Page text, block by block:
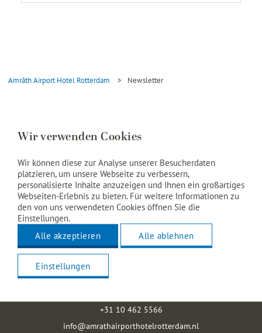
Amrâth Airport Hotel Rotterdam > Newsletter
Amrâth Airport Hotel Rotterdam
3043 NT Rotterdam
+31 10 462 5566
info@amrathairporthotelrotterdam.nl
Wir verwenden Cookies
Wir können diese zur Analyse unserer Besucherdaten
platzieren, um unsere Webseite zu verbessern,
personalisierte Inhalte anzuzeigen und Ihnen ein großartiges
Webseiten-Erlebnis zu bieten. Für weitere Informationen zu
den von uns verwendeten Cookies öffnen Sie die
Einstellungen.
Alle akzeptieren
Alle ablehnen
Einstellungen